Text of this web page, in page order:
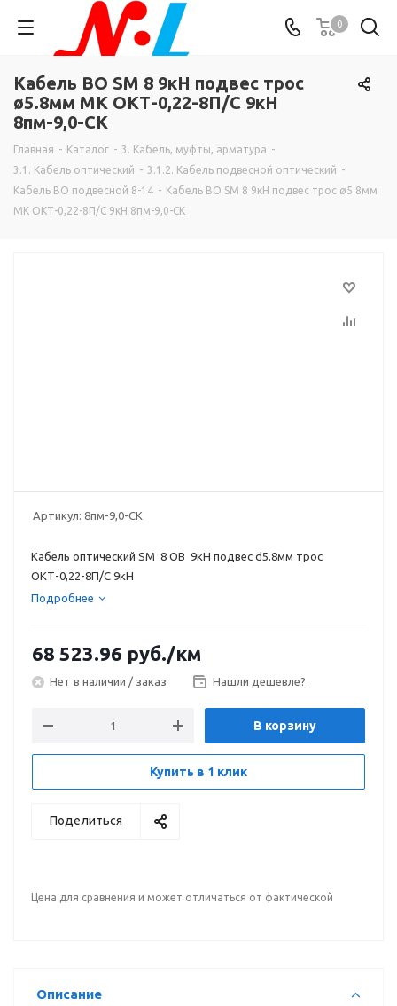
0
Кабель ВО SM 8 9кН подвес трос
ø5.8мм МК ОКТ-0,22-8П/С 9кН
8пм-9,0-СК
Главная - Каталог - 3. Кабель, муфты, арматура -
3.1. Кабель оптический - 3.1.2. Кабель подвесной оптический -
Кабель ВО подвесной 8-14 - Кабель ВО SM 8 9кН подвес трос ø5.8мм
МК ОКТ-0,22-8П/С 9кН 8пм-9,0-СК
Артикул: 8пм-9,0-СК
Кабель оптический SM 8 ОВ 9кН подвес d5.8мм трос
ОКТ-0,22-8П/С 9кН
Подробнее
68 523.96 руб./км
Нет в наличии / заказ Нашли дешевле?
В корзину
Купить в 1 клик
Поделиться
Цена для сравнения и может отличаться от фактической
Описание